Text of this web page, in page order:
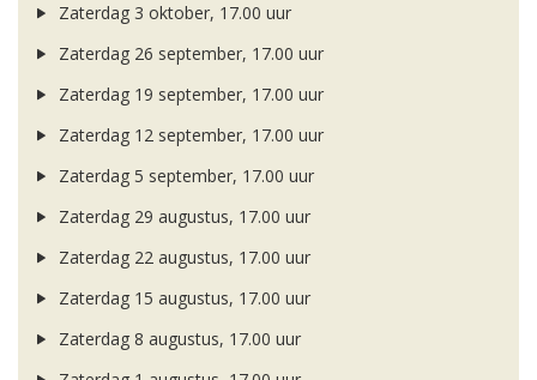
Zaterdag 3 oktober, 17.00 uur
Zaterdag 26 september, 17.00 uur
Zaterdag 19 september, 17.00 uur
Zaterdag 12 september, 17.00 uur
Zaterdag 5 september, 17.00 uur
Zaterdag 29 augustus, 17.00 uur
Zaterdag 22 augustus, 17.00 uur
Zaterdag 15 augustus, 17.00 uur
Zaterdag 8 augustus, 17.00 uur